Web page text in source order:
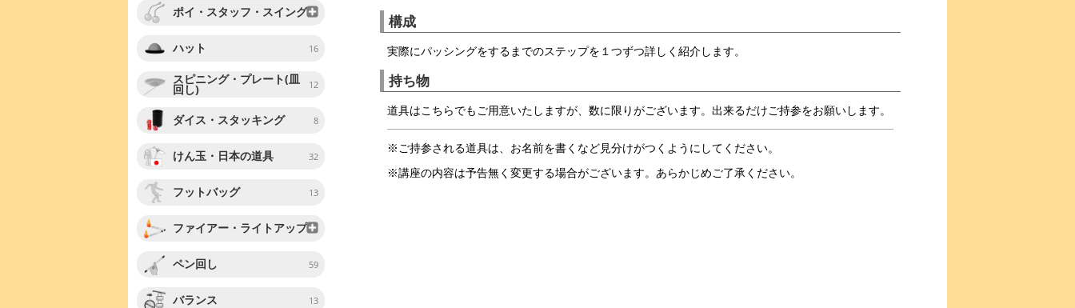
ポイ・スタッフ・スイング
ハット 16
スピニング・プレート(皿
回し) 12
ダイス・スタッキング 8
けん玉・日本の道具 32
フットバッグ 13
ファイアー・ライトアップ
ペン回し 59
バランス 13
構成
実際にパッシングをするまでのステップを１つずつ詳しく紹介します。
持ち物
道具はこちらでもご用意いたしますが、数に限りがございます。出来るだけご持参をお願いします。
※ご持参される道具は、お名前を書くなど見分けがつくようにしてください。
※講座の内容は予告無く変更する場合がございます。あらかじめご了承ください。